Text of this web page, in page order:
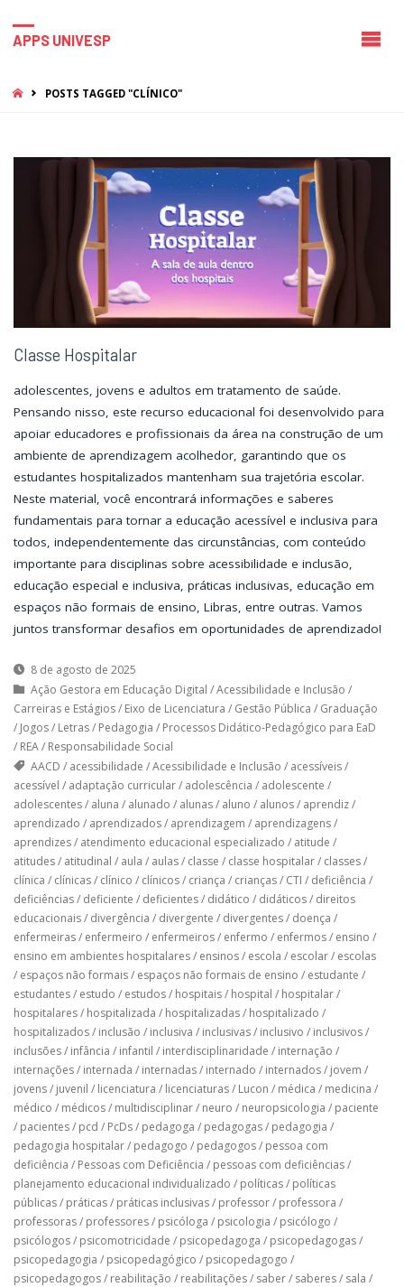
APPS UNIVESP
HOMEPOSTS TAGGED "CLÍNICO"
Classe Hospitalar
adolescentes, jovens e adultos em tratamento de saúde.
Pensando nisso, este recurso educacional foi desenvolvido para
apoiar educadores e profissionais da área na construção de um
ambiente de aprendizagem acolhedor, garantindo que os
estudantes hospitalizados mantenham sua trajetória escolar.
Neste material, você encontrará informações e saberes
fundamentais para tornar a educação acessível e inclusiva para
todos, independentemente das circunstâncias, com conteúdo
importante para disciplinas sobre acessibilidade e inclusão,
educação especial e inclusiva, práticas inclusivas, educação em
espaços não formais de ensino, Libras, entre outras. Vamos
juntos transformar desafios em oportunidades de aprendizado!
8 de agosto de 2025
Ação Gestora em Educação Digital /Acessibilidade e Inclusão /
Carreiras e Estágios/ Eixo de Licenciatura / Gestão Pública / Graduação
/ Jogos/ Letras/ Pedagogia / Processos Didático-Pedagógico para EaD
/ REA/ Responsabilidade Social
AACD / acessibilidade /Acessibilidade e Inclusão / acessíveis/
acessível / adaptação curricular/ adolescência / adolescente /
adolescentes/ aluna / alunado / alunas/ aluno / alunos/ aprendiz/
aprendizado / aprendizados/ aprendizagem / aprendizagens/
aprendizes/ atendimento educacional especializado / atitude /
atitudes/ atitudinal / aula / aulas/ classe / classe hospitalar/ classes/
clínica / clínicas/ clínico / clínicos/ criança / crianças/ CTI / deficiência /
deficiências/ deficiente / deficientes/ didático / didáticos/ direitos
educacionais/ divergência / divergente / divergentes/ doença /
enfermeiras/ enfermeiro / enfermeiros/ enfermo / enfermos/ ensino /
ensino em ambientes hospitalares/ ensinos/ escola / escolar/ escolas
/ espaços não formais/ espaços não formais de ensino / estudante /
estudantes/ estudo / estudos/ hospitais/ hospital / hospitalar/
hospitalares/ hospitalizada / hospitalizadas/ hospitalizado /
hospitalizados/ inclusão / inclusiva / inclusivas/ inclusivo / inclusivos/
inclusões/ infância / infantil / interdisciplinaridade / internação /
internações/ internada / internadas/ internado / internados/ jovem /
jovens/ juvenil / licenciatura / licenciaturas/ Lucon / médica / medicina /
médico / médicos/ multidisciplinar/ neuro / neuropsicologia / paciente
/ pacientes/ pcd / PcDs/ pedagoga / pedagogas/ pedagogia /
pedagogia hospitalar/ pedagogo / pedagogos/ pessoa com
deficiência / Pessoas com Deficiência / pessoas com deficiências/
planejamento educacional individualizado / políticas/ políticas
públicas/ práticas/ práticas inclusivas/ professor/ professora /
professoras/ professores/ psicóloga / psicologia / psicólogo /
psicólogos/ psicomotricidade / psicopedagoga / psicopedagogas/
psicopedagogia / psicopedagógico / psicopedagogo /
psicopedagogos/ reabilitação / reabilitações/ saber/ saberes/ sala /